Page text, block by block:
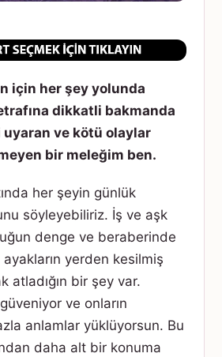
için her şey yolunda
dikkatli bakmanda
uyaran ve kötü olaylar
bir meleğim ben.
her şeyin günlük
söyleyebiliriz. İş ve aşk
denge ve beraberinde
ayakların yerden kesilmiş
atladığın bir şey var.
ve onların
anlamlar yüklüyorsun. Bu
daha alt bir konuma